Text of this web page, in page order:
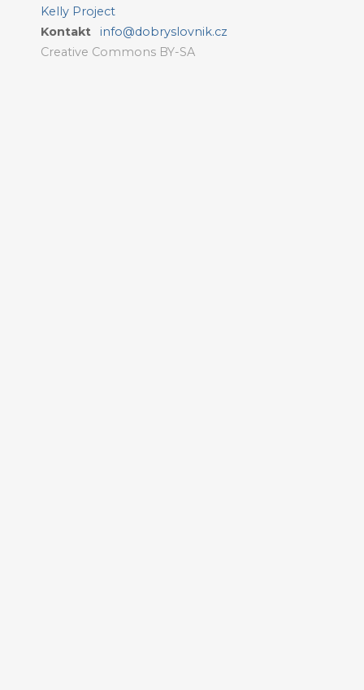
Kelly Project
Kontakt
info@dobryslovnik.cz
Creative Commons BY-SA